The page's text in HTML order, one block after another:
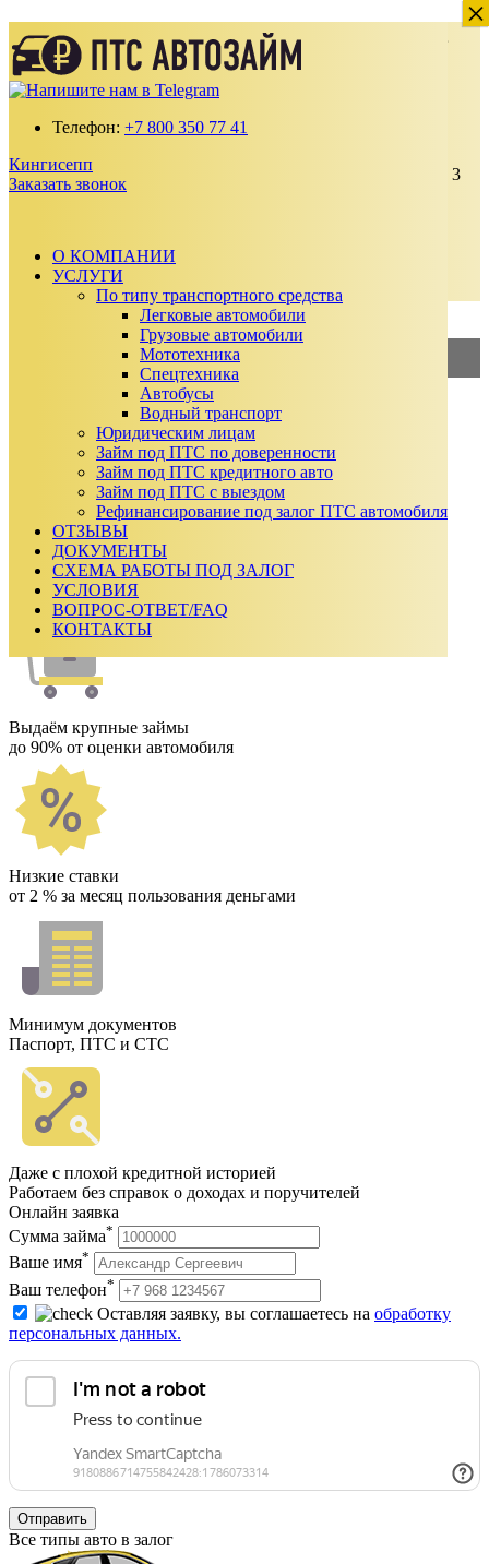
Телефон: +7 800 350 77 41
Кингисепп
Заказать звонок
О КОМПАНИИ
УСЛУГИ
По типу транспортного средства
Легковые автомобили
Грузовые автомобили
Мототехника
Спецтехника
Автобусы
Водный транспорт
Юридическим лицам
Займ под ПТС по доверенности
Займ под ПТС кредитного авто
Займ под ПТС с выездом
Рефинансирование под залог ПТС автомобиля
ОТЗЫВЫ
ДОКУМЕНТЫ
СХЕМА РАБОТЫ ПОД ЗАЛОГ
УСЛОВИЯ
ВОПРОС-ОТВЕТ/FAQ
КОНТАКТЫ
Деньги под залог ПТС Автомобиля в
Кингисеппе
100% одобрение даже с плохой кредитной
Выдаем от 30 000 до 15 000 000 ₽ на срок до 3
лет
Автомобиль остается у вас
Заказать звонок
Калькулятор займа
Займ под ПТС
Займ под АВТО
Сумма займа
Срок займа
Ежемесячный платеж:
Сумма к возврату:0₽
Получить одобрение
Как мы работаем
Выдаём крупные займы
до 90% от оценки автомобиля
Низкие ставки
от 2 % за месяц пользования деньгами
Минимум документов
Паспорт, ПТС и СТС
Даже с плохой кредитной историей
Работаем без справок о доходах и поручителей
Онлайн заявка
Сумма займа*
Ваше имя*
Ваш телефон*
Оставляя заявку, вы соглашаетесь на обработку
персональных данных.
Отправить
Все типы авто в залог
×
×